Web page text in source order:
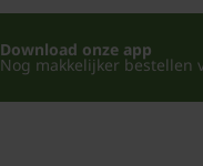
Download onze app
Nog makkelijker bestellen